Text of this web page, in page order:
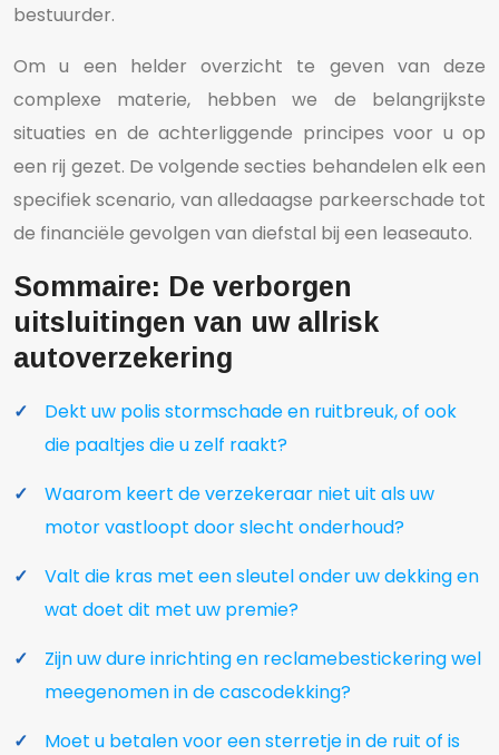
bestuurder.
Om u een helder overzicht te geven van deze
complexe materie, hebben we de belangrijkste
situaties en de achterliggende principes voor u op
een rij gezet. De volgende secties behandelen elk een
specifiek scenario, van alledaagse parkeerschade tot
de financiële gevolgen van diefstal bij een leaseauto.
Sommaire: De verborgen
uitsluitingen van uw allrisk
autoverzekering
Dekt uw polis stormschade en ruitbreuk, of ook
die paaltjes die u zelf raakt?
Waarom keert de verzekeraar niet uit als uw
motor vastloopt door slecht onderhoud?
Valt die kras met een sleutel onder uw dekking en
wat doet dit met uw premie?
Zijn uw dure inrichting en reclamebestickering wel
meegenomen in de cascodekking?
Moet u betalen voor een sterretje in de ruit of is